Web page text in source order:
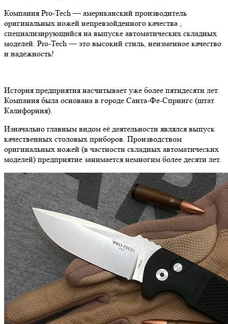
Компания Pro-Tech — американский производитель
оригинальных ножей непревзойденного качества ,
специализирующийся на выпуске автоматических складных
моделей. Pro-Tech — это высокий стиль, неизменное качество
и надежность!
История предприятия насчитывает уже более пятидесяти лет.
Компания была основана в городе Санта-Фе-Спрингс (штат
Калифорния).
Изначально главным видом её деятельности являлся выпуск
качественных столовых приборов. Производством
оригинальных ножей (в частности складных автоматических
моделей) предприятие занимается немногим более десяти лет.